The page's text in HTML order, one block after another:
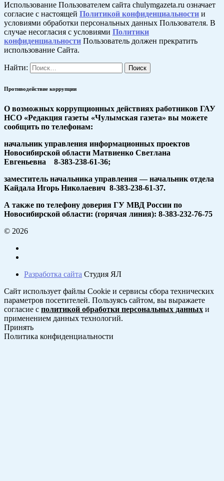
Использование Пользователем сайта chulymgazeta.ru означает
согласие с настоящей Политикой конфиденциальности и
условиями обработки персональных данных Пользователя. В
случае несогласия с условиями Политики
конфиденциальности Пользователь должен прекратить
использование Сайта.
Найти:
Противодействие коррупции
О возможных коррупционных действиях работников ГАУ
НСО «Редакция газеты «Чулымская газета» вы можете
сообщить по телефонам:
начальник управления информационных проектов
Новосибирской области Матвиенко Светлана
Евгеньевна 8-383-238-61-36;
заместитель начальника управления — начальник отдела
Кайдала Игорь Николаевич 8-383-238-61-37.
А также по телефону доверия ГУ МВД России по
Новосибирской области: (горячая линия): 8-383-232-76-75
© 2026
Разработка сайта Студия ЯЛ
Сайт использует файлы Cookie и сервисы сбора технических
параметров посетителей. Пользуясь сайтом, вы выражаете
согласие с политикой обработки персональных данных и
применением данных технологий.
Принять
Политика конфиденциальности